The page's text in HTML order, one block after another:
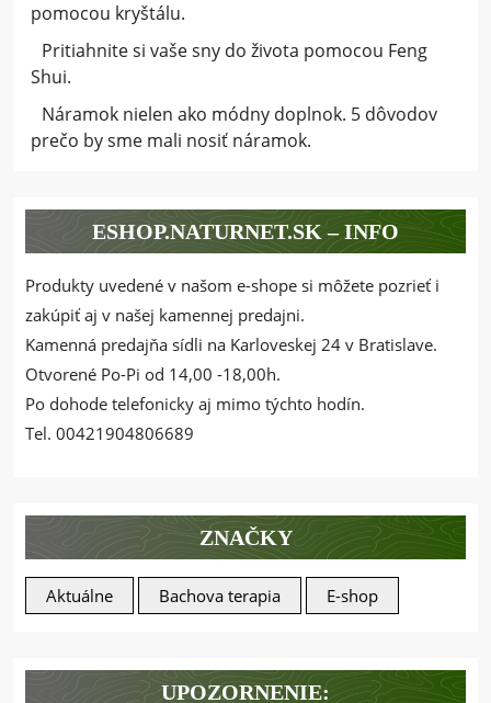
pomocou kryštálu.
Pritiahnite si vaše sny do života pomocou Feng
Shui.
Náramok nielen ako módny doplnok. 5 dôvodov
prečo by sme mali nosiť náramok.
ESHOP.NATURNET.SK – INFO
Produkty uvedené v našom e-shope si môžete pozrieť i
zakúpiť aj v našej kamennej predajni.
Kamenná predajňa sídli na Karloveskej 24 v Bratislave.
Otvorené Po-Pi od 14,00 -18,00h.
Po dohode telefonicky aj mimo týchto hodín.
Tel. 00421904806689
ZNAČKY
Aktuálne Bachova terapia E-shop
UPOZORNENIE: